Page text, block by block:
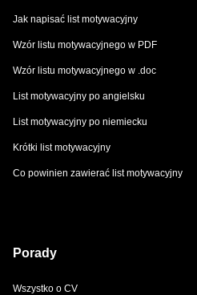
Jak napisać list motywacyjny
Wzór listu motywacyjnego w PDF
Wzór listu motywacyjnego w .doc
List motywacyjny po angielsku
List motywacyjny po niemiecku
Krótki list motywacyjny
Co powinien zawierać list motywacyjny
Porady
Wszystko o CV